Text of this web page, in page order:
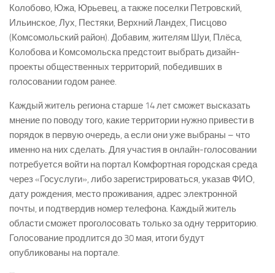
Колобово, Южа, Юрьевец, а также поселки Петровский,
Ильинское, Лух, Пестяки, Верхний Ландех, Писцово
(Комсомольский район). Добавим, жителям Шуи, Плёса,
Колобова и Комсомольска предстоит выбрать дизайн-
проекты общественных территорий, победивших в
голосовании годом ранее.
Каждый житель региона старше 14 лет сможет высказать
мнение по поводу того, какие территории нужно привести в
порядок в первую очередь, а если они уже выбраны – что
именно на них сделать. Для участия в онлайн-голосовании
потребуется войти на портал Комфортная городская среда
через «Госуслуги», либо зарегистрироваться, указав ФИО,
дату рождения, место проживания, адрес электронной
почты, и подтвердив номер телефона. Каждый житель
области сможет проголосовать только за одну территорию.
Голосование продлится до 30 мая, итоги будут
опубликованы на портале.